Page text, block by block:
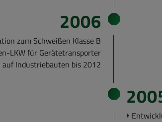
2006
zum Schwei­ßen Klas­se B
​LKW für Ge­rä­te­trans­por­ter
In­dus­trie­bau­ten bis 2012